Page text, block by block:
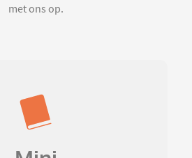
met ons op.